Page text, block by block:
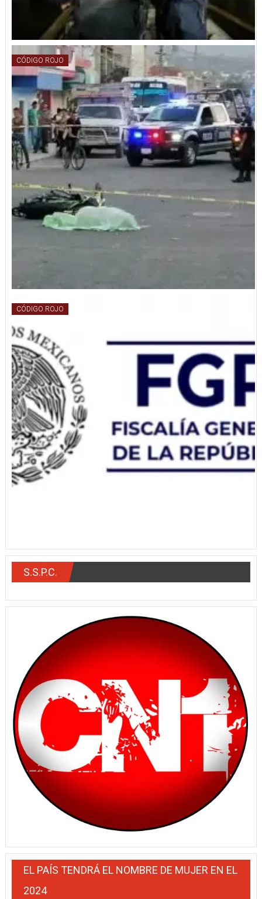
CÓDIGO ROJO
CÓDIGO ROJO
S.S.P.C.
EL PAÍS TENDRÁ EL NOMBRE DE MUJER EN EL
2024